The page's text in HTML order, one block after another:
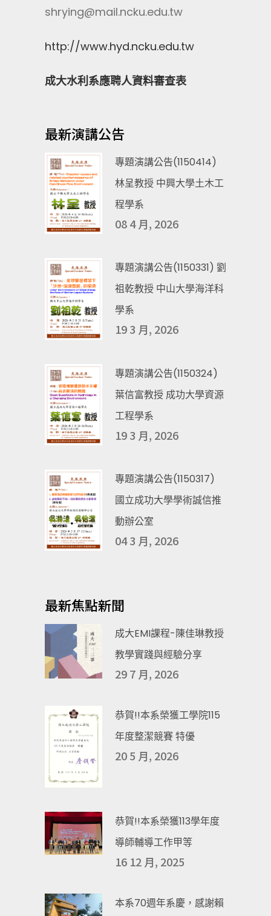
shrying@mail.ncku.edu.tw
http://www.hyd.ncku.edu.tw
成大水利系應聘人資料審查表
最新演講公告
專題演講公告(1150414)
林呈教授 中興大學土木工
程學系
08 4 月, 2026
專題演講公告(1150331) 劉
祖乾教授 中山大學海洋科
學系
19 3 月, 2026
專題演講公告(1150324)
葉信富教授 成功大學資源
工程學系
19 3 月, 2026
專題演講公告(1150317)
國立成功大學學術誠信推
動辦公室
04 3 月, 2026
最新焦點新聞
成大EMI課程-陳佳琳教授
教學實踐與經驗分享
29 7 月, 2026
恭賀!!本系榮獲工學院115
年度整潔競賽 特優
20 5 月, 2026
恭賀!!本系榮獲113學年度
導師輔導工作甲等
16 12 月, 2025
本系70週年系慶，感謝賴